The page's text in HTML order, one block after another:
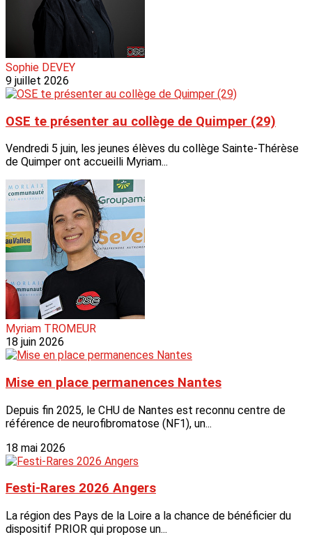
Sophie DEVEY
9 juillet 2026
OSE te présenter au collège de Quimper (29)
Vendredi 5 juin, les jeunes élèves du collège Sainte-Thérèse
de Quimper ont accueilli Myriam...
Myriam TROMEUR
18 juin 2026
Mise en place permanences Nantes
Depuis fin 2025, le CHU de Nantes est reconnu centre de
référence de neurofibromatose (NF1), un...
18 mai 2026
Festi-Rares 2026 Angers
La région des Pays de la Loire a la chance de bénéficier du
dispositif PRIOR qui propose un...